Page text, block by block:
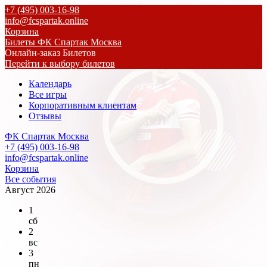
+7 (495) 003-16-98
info@fcspartak.online
Корзина
Билеты ФК Спартак Москва
Онлайн-заказ Билетов
Перейти к выбору билетов
Календарь
Все игры
Корпоративным клиентам
Отзывы
ФК Спартак Москва
+7 (495) 003-16-98
info@fcspartak.online
Корзина
Все события
Август 2026
1
сб
2
вс
3
пн